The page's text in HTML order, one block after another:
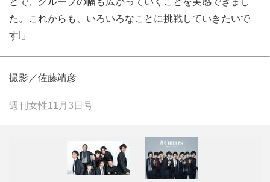
た。これからも、いろいろなことに挑戦していきたいで
す!」
撮影／佐藤靖彦
週刊女性11月3日号